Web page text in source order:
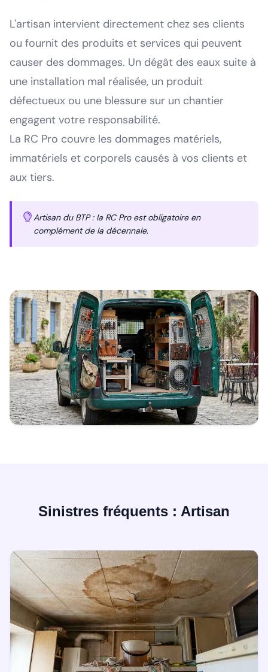
L'artisan intervient directement chez ses clients
ou fournit des produits et services qui peuvent
causer des dommages. Un dégât des eaux suite à
une installation mal réalisée, un produit
défectueux ou une blessure sur un chantier
engagent votre responsabilité.
La RC Pro couvre les dommages matériels,
immatériels et corporels causés à vos clients et
aux tiers.
Artisan du BTP : la RC Pro est obligatoire en
complément de la décennale.
Sinistres fréquents : Artisan